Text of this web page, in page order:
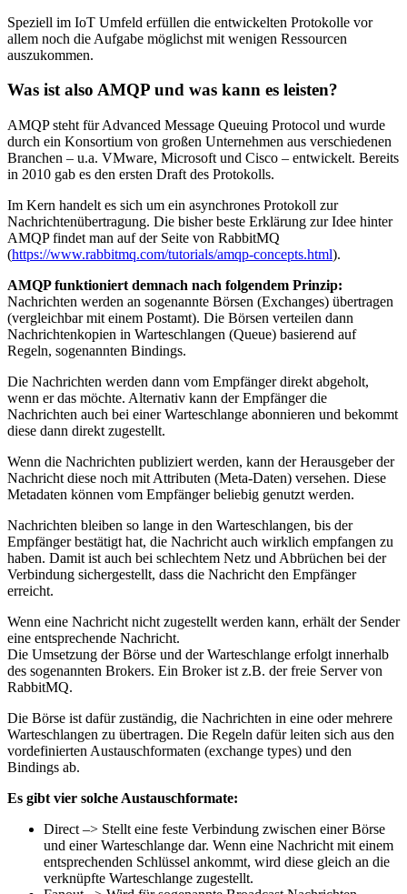
Speziell im IoT Umfeld erfüllen die entwickelten Protokolle vor
allem noch die Aufgabe möglichst mit wenigen Ressourcen
auszukommen.
Was ist also AMQP und was kann es leisten?
AMQP steht für Advanced Message Queuing Protocol und wurde
durch ein Konsortium von großen Unternehmen aus verschiedenen
Branchen – u.a. VMware, Microsoft und Cisco – entwickelt. Bereits
in 2010 gab es den ersten Draft des Protokolls.
Im Kern handelt es sich um ein asynchrones Protokoll zur
Nachrichtenübertragung. Die bisher beste Erklärung zur Idee hinter
AMQP findet man auf der Seite von RabbitMQ
(https://www.rabbitmq.com/tutorials/amqp-concepts.html).
AMQP funktioniert demnach nach folgendem Prinzip:
Nachrichten werden an sogenannte Börsen (Exchanges) übertragen
(vergleichbar mit einem Postamt). Die Börsen verteilen dann
Nachrichtenkopien in Warteschlangen (Queue) basierend auf
Regeln, sogenannten Bindings.
Die Nachrichten werden dann vom Empfänger direkt abgeholt,
wenn er das möchte. Alternativ kann der Empfänger die
Nachrichten auch bei einer Warteschlange abonnieren und bekommt
diese dann direkt zugestellt.
Wenn die Nachrichten publiziert werden, kann der Herausgeber der
Nachricht diese noch mit Attributen (Meta-Daten) versehen. Diese
Metadaten können vom Empfänger beliebig genutzt werden.
Nachrichten bleiben so lange in den Warteschlangen, bis der
Empfänger bestätigt hat, die Nachricht auch wirklich empfangen zu
haben. Damit ist auch bei schlechtem Netz und Abbrüchen bei der
Verbindung sichergestellt, dass die Nachricht den Empfänger
erreicht.
Wenn eine Nachricht nicht zugestellt werden kann, erhält der Sender
eine entsprechende Nachricht.
Die Umsetzung der Börse und der Warteschlange erfolgt innerhalb
des sogenannten Brokers. Ein Broker ist z.B. der freie Server von
RabbitMQ.
Die Börse ist dafür zuständig, die Nachrichten in eine oder mehrere
Warteschlangen zu übertragen. Die Regeln dafür leiten sich aus den
vordefinierten Austauschformaten (exchange types) und den
Bindings ab.
Es gibt vier solche Austauschformate:
Direct –> Stellt eine feste Verbindung zwischen einer Börse
und einer Warteschlange dar. Wenn eine Nachricht mit einem
entsprechenden Schlüssel ankommt, wird diese gleich an die
verknüpfte Warteschlange zugestellt.